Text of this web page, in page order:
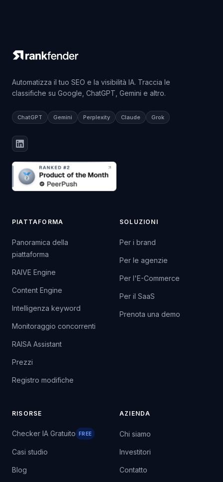
Automatizza il tuo SEO e la visibilità IA. Traccia le
classifiche su Google, ChatGPT, Gemini e altro.
ChatGPT Gemini Perplexity Claude Grok
PIATTAFORMA
Panoramica della
piattaforma
RAIVE Engine
Content Engine
Intelligenza keyword
Monitoraggio concorrenti
RAISA Assistant
Prezzi
Registro modifiche
SOLUZIONI
Per i brand
Per le agenzie
Per l'E-Commerce
Per il SaaS
Prenota una demo
RISORSE
Checker IA Gratuito FREE
Casi studio
Blog
AZIENDA
Chi siamo
Investitori
Contatto